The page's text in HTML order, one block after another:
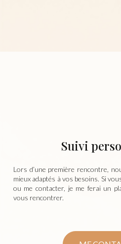
Suivi
Lors d’une première rencontre,
mieux adaptés à vos besoins. Si
ou me contacter, je me ferai un
vous rencontrer.